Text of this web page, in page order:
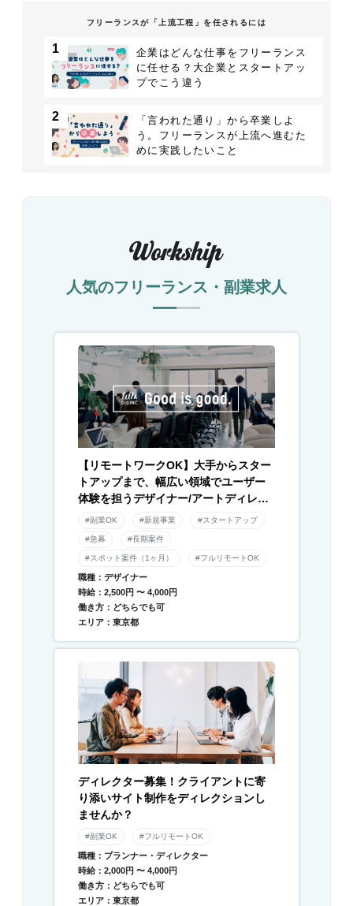
フリーランスが「上流工程」を任されるには
1
企業はどんな仕事をフリーランス
に任せる？大企業とスタートアッ
プでこう違う
2
「言われた通り」から卒業しよ
う。フリーランスが上流へ進むた
めに実践したいこと
人気のフリーランス・副業求人
【リモートワークOK】大手からスター
トアップまで、幅広い領域でユーザー
体験を担うデザイナー/アートディレク
ター募集！
#副業OK #新規事業 #スタートアップ
#急募 #長期案件
#スポット案件（1ヶ月） #フルリモートOK
職種：デザイナー
時給：2,500円 〜 4,000円
働き方：どちらでも可
エリア：東京都
ディレクター募集！クライアントに寄
り添いサイト制作をディレクションし
ませんか？
#副業OK #フルリモートOK
職種：プランナー・ディレクター
時給：2,000円 〜 4,000円
働き方：どちらでも可
エリア：東京都